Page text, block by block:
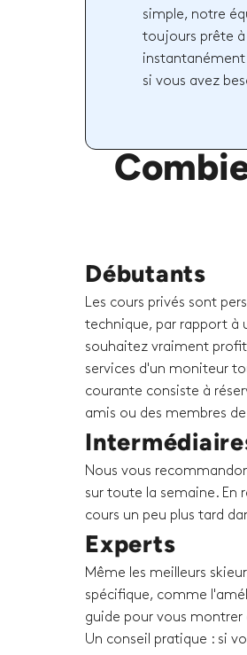
simple, notre
toujours prête à
instantanément
si vous avez
Débutants
Les cours privés sont
technique, par rapport à
souhaitez vraiment
services d'un moniteur
courante consiste à
amis ou des membres
Nous vous
sur toute la semaine. En
cours un peu plus tard
Experts
Même les meilleurs
spécifique, comme
guide pour vous montrer
Un conseil pratique : si